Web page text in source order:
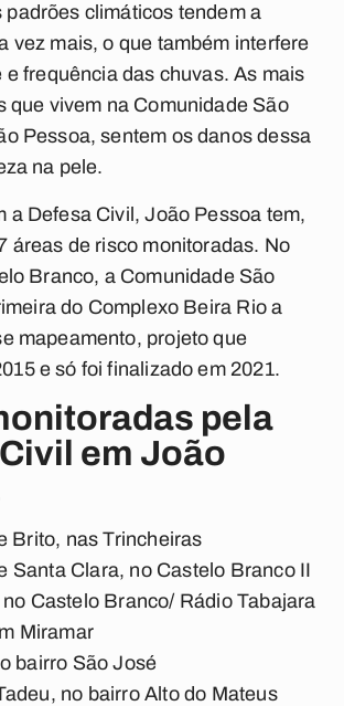
padrões climáticos tendem a
vez mais, o que também interfere
e frequência das chuvas. As mais
que vivem na Comunidade São
Pessoa, sentem os danos dessa
na pele.
a Defesa Civil, João Pessoa tem,
áreas de risco monitoradas. No
Branco, a Comunidade São
do Complexo Beira Rio a
mapeamento, projeto que
e só foi finalizado em 2021.
pela
em João
Brito, nas Trincheiras
Santa Clara, no Castelo Branco II
Castelo Branco/ Rádio Tabajara
Miramar
bairro São José
no bairro Alto do Mateus